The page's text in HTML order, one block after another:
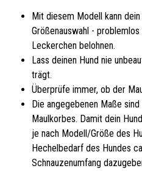
Mit diesem Modell kann
Größenauswahl -
Leckerchen belohnen.
Lass deinen Hund nie
trägt.
Überprüfe immer, ob der
Die angegebenen Maße
Maulkorbes. Damit dein
je nach Modell/Größe des
Hechelbedarf des Hundes
Schnauzenumfang